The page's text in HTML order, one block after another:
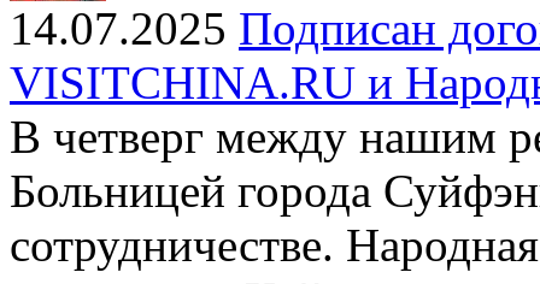
14.07.2025 Подписан
VISITCHINA.RU и
В четверг между нашим
Больницей города
сотрудничестве.